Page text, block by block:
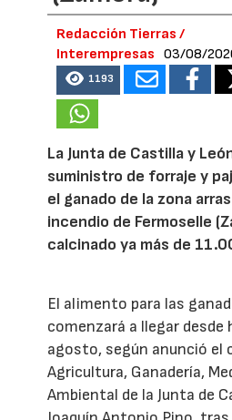
Redacción Tierras /
Interempresas
03/08/
1193
La Junta de Castilla y
suministro de forraje y
el ganado de la zona
incendio de Fermoselle
calcinado ya más de
El alimento para las
comenzará a llegar desde
agosto, según anunció el
Agricultura, Ganadería,
Ambiental de la Junta de